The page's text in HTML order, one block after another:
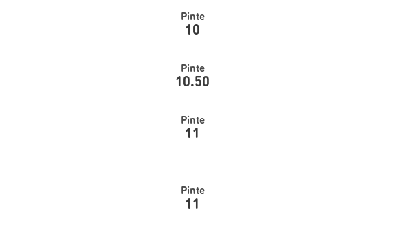
Pinte
10
Pinte
10.50
Pinte
11
Pinte
11